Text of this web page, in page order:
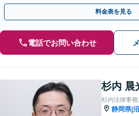
しワンストップで対応します【新静岡駅直結
料金表を見る
電話でお問い合わせ
杉内 晨
杉内法律事
静岡県|